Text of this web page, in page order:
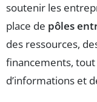
soutenir les
place de pôles
des ressources,
financements,
d’informations et